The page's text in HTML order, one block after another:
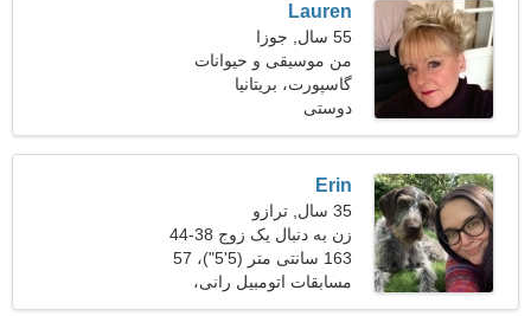
Lauren
55 سال, جوزا
من موسیقی و حیوانات
خانگی را ترجیح می دهم
گاسپورت، بریتانیا
دوستی
Erin
35 سال, ترازو
زن به دنبال یک زوج 38-44
163 سانتی متر (5'5")، 57
کیلوگرم (125 پوند)
مسابقات اتومبیل رانی،
فوتبال